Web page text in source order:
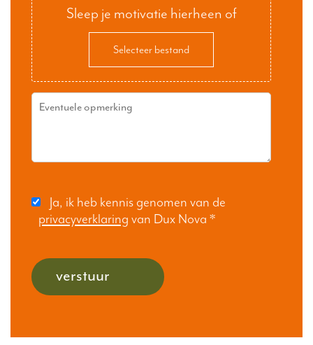
Sleep je motivatie hierheen of
Selecteer bestand
Ja, ik heb kennis genomen van de
privacyverklaring van Dux Nova *
verstuur